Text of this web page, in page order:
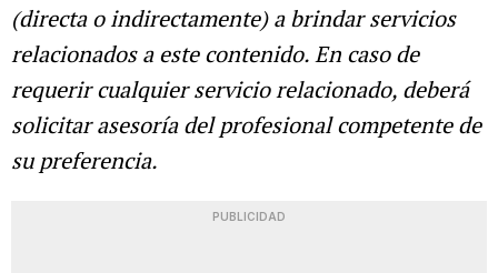
(directa o indirectamente) a brindar servicios
relacionados a este contenido. En caso de
requerir cualquier servicio relacionado, deberá
solicitar asesoría del profesional competente de
su preferencia.
PUBLICIDAD